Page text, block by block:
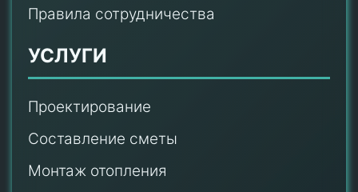
Правила сотрудничества
УСЛУГИ
Проектирование
Составление сметы
Монтаж отопления